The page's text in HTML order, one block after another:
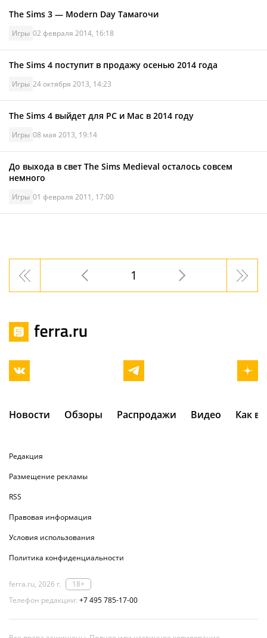
The Sims 3 — Modern Day Тамагочи
Игры 02 февраля 2014, 16:18
The Sims 4 поступит в продажу осенью 2014 года
Игры 24 октября 2013, 14:23
The Sims 4 выйдет для РС и Mac в 2014 году
Игры 08 мая 2013, 19:14
До выхода в свет The Sims Medieval осталось совсем
немного
Игры 01 февраля 2011, 17:00
1
Новости Обзоры Распродажи Видео Как
Редакция
Размещение рекламы
RSS
Правовая информация
Условия использования
Политика конфиденциальности
ferra.ru, 2026 г.
18+
Телефон редакции: +7 495 785-17-00